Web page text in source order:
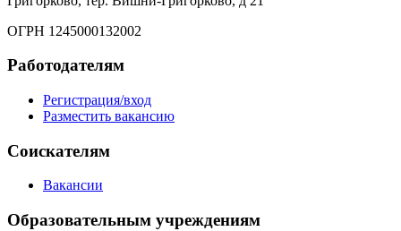
ОГРН 1245000132002
Работодателям
Регистрация/вход
Разместить вакансию
Соискателям
Вакансии
Образовательным учреждениям